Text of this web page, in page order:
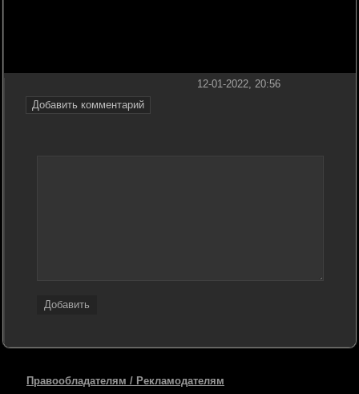
Добавить комментарий
12-01-2022, 20:56
Добавить
Правообладателям / Рекламодателям